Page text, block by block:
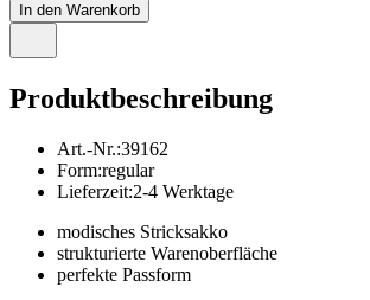
In den Warenkorb
Produktbeschreibung
Art.-Nr.:39162
Form:regular
Lieferzeit:2-4 Werktage
modisches Stricksakko
strukturierte Warenoberfläche
perfekte Passform